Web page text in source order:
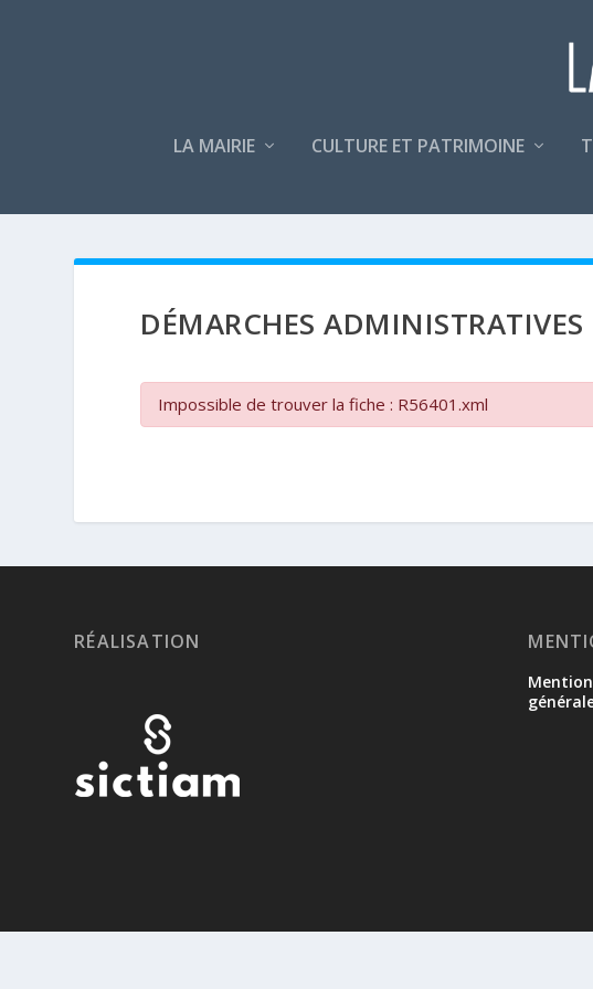
LA MAIRIE CULTURE ET PATRIMOINE
DÉMARCHES ADMINISTRATIVES
Impossible de trouver la fiche : R56401.xml
RÉALISATION